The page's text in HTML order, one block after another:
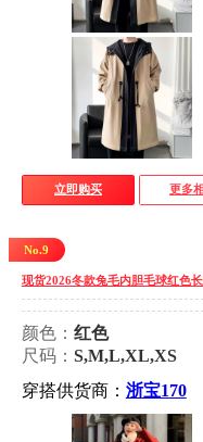
立即购买 更多
No.9
现货2026冬款兔毛内胆毛球红色
颜色： 红色
尺码： S,M,L,XL,XS
穿搭供货商： 浙宝170